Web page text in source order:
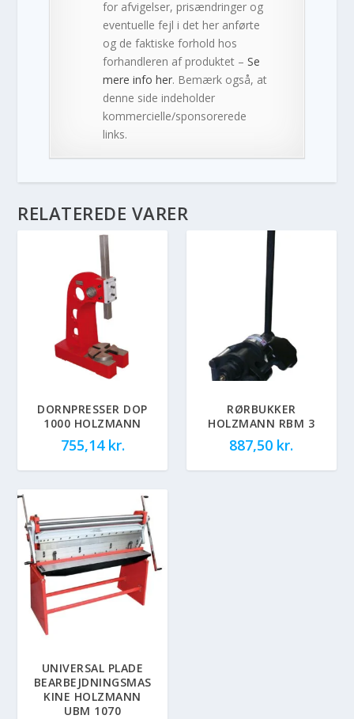
for afvigelser, prisændringer og
eventuelle fejl i det her anførte
og de faktiske forhold hos
forhandleren af produktet –Se
mere info her. Bemærk også, at
denne side indeholder
kommercielle/sponsorerede
links.
RELATEREDE VARER
DORNPRESSER DOP
1000 HOLZMANN
755,14 kr.
RØRBUKKER
HOLZMANN RBM 3
887,50 kr.
UNIVERSAL PLADE
BEARBEJDNINGSMAS
KINE HOLZMANN
UBM 1070